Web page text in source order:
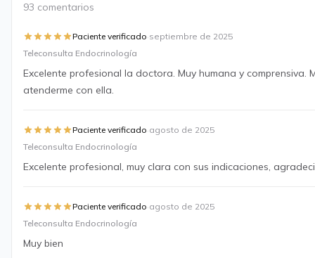
93 comentarios
Paciente verificado·septiembre de 2025
Teleconsulta Endocrinología
Excelente profesional la doctora. Muy humana y comprensiva.
atenderme con ella.
Paciente verificado·agosto de 2025
Teleconsulta Endocrinología
Excelente profesional, muy clara con sus indicaciones,
Paciente verificado·agosto de 2025
Teleconsulta Endocrinología
Muy bien